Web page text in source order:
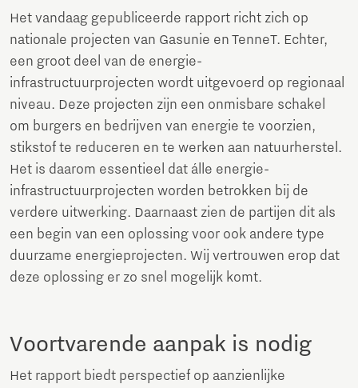
Het vandaag gepubliceerde rapport richt zich op
nationale projecten van Gasunie en TenneT. Echter,
een groot deel van de energie-
infrastructuurprojecten wordt uitgevoerd op regionaal
niveau. Deze projecten zijn een onmisbare schakel
om burgers en bedrijven van energie te voorzien,
stikstof te reduceren en te werken aan natuurherstel.
Het is daarom essentieel dat álle energie-
infrastructuurprojecten worden betrokken bij de
verdere uitwerking. Daarnaast zien de partijen dit als
een begin van een oplossing voor ook andere type
duurzame energieprojecten. Wij vertrouwen erop dat
deze oplossing er zo snel mogelijk komt.
Voortvarende aanpak is nodig
Het rapport biedt perspectief op aanzienlijke